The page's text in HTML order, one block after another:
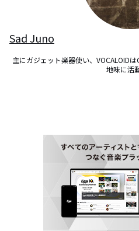
Sad Juno
主にガジェット楽器使い、VOCALOID
地味に活